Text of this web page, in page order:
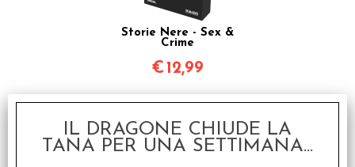
Storie Nere - Sex &
Crime
€ 12,99
IL DRAGONE CHIUDE LA
TANA PER UNA SETTIMANA...